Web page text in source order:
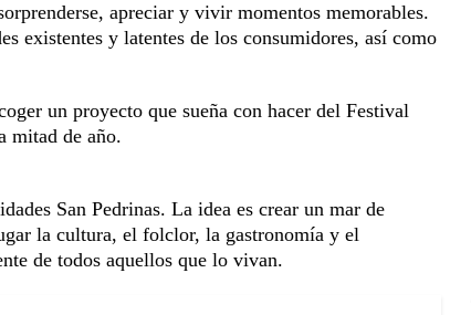
apreciar y vivir momentos memorables.
existentes y latentes de los consumidores, así como
un proyecto que sueña con hacer del Festival
mitad de año.
San Pedrinas. La idea es crear un mar de
la cultura, el folclor, la gastronomía y el
de todos aquellos que lo vivan.